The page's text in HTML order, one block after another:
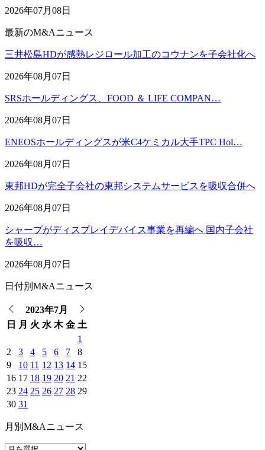
2026年07月08日
最新のM&Aニュース
三井松島HDが感熱レジロール加工のコウナンを子会社化へ
2026年08月07日
SRSホールディングス、FOOD ＆ LIFE COMPAN…
2026年08月07日
ENEOSホールディングスが米C4ケミカル大手TPC Hol…
2026年08月07日
東邦HDが完全子会社の東邦システムサービスを吸収合併へ
2026年08月07日
シャープがディスプレイデバイス事業を再編へ 国内子会社
を吸収…
2026年08月07日
日付別M&Aニュース
2023年7月
日
月 火 水 木 金 土
1
2
3 4 5 6 7
8
9
10 11 12 13 14 15
16 17 18 19 20 21 22
23 24 25 26 27 28 29
30 31
月別M&Aニュース